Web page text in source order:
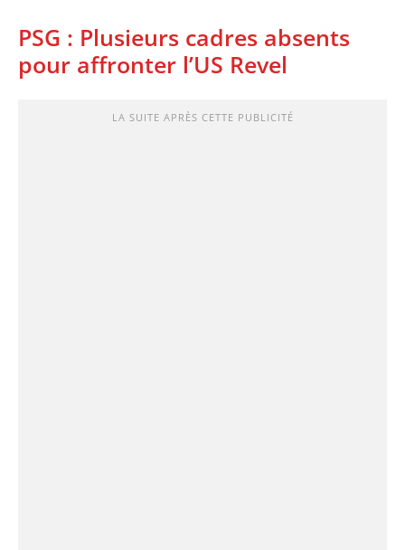
PSG : Plusieurs cadres absents
pour affronter l’US Revel
LA SUITE APRÈS CETTE PUBLICITÉ